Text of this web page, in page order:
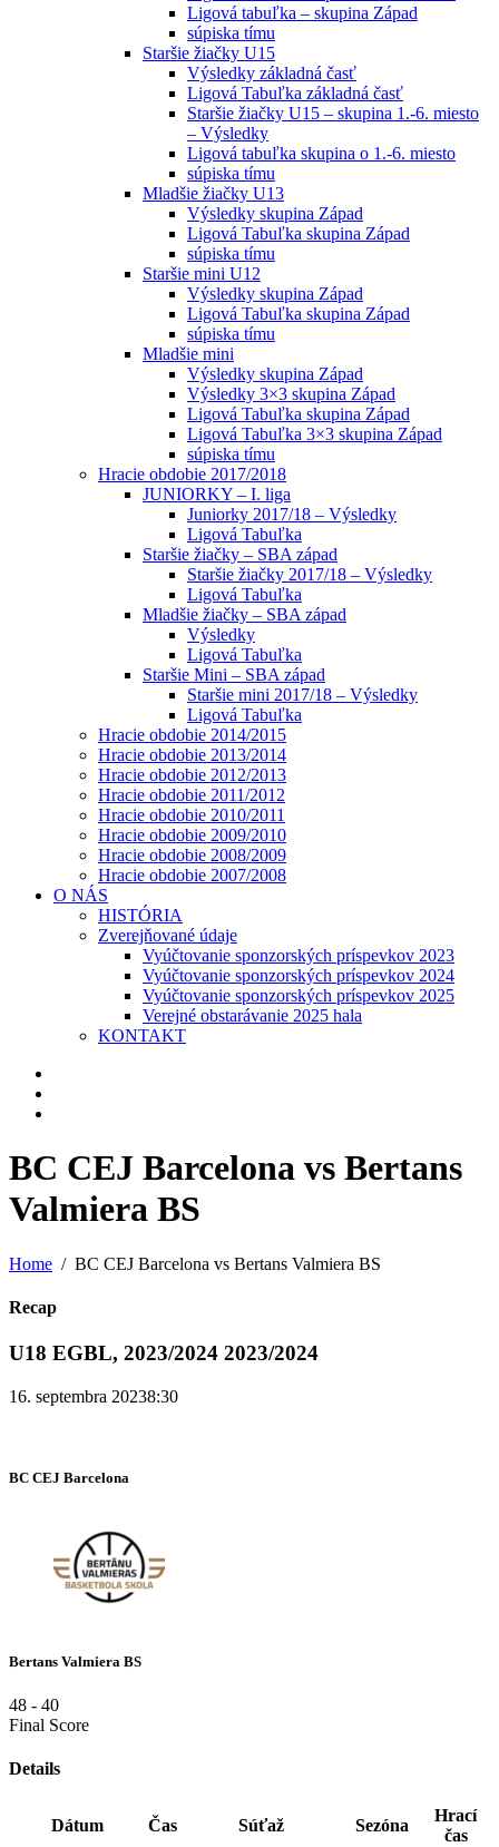
Ligová tabuľka – skupina Západ
súpiska tímu
Staršie žiačky U15
Výsledky základná časť
Ligová Tabuľka základná časť
Staršie žiačky U15 – skupina 1.-6. miesto
– Výsledky
Ligová tabuľka skupina o 1.-6. miesto
súpiska tímu
Mladšie žiačky U13
Výsledky skupina Západ
Ligová Tabuľka skupina Západ
súpiska tímu
Staršie mini U12
Výsledky skupina Západ
Ligová Tabuľka skupina Západ
súpiska tímu
Mladšie mini
Výsledky skupina Západ
Výsledky 3×3 skupina Západ
Ligová Tabuľka skupina Západ
Ligová Tabuľka 3×3 skupina Západ
súpiska tímu
Hracie obdobie 2017/2018
JUNIORKY – I. liga
Juniorky 2017/18 – Výsledky
Ligová Tabuľka
Staršie žiačky – SBA západ
Staršie žiačky 2017/18 – Výsledky
Ligová Tabuľka
Mladšie žiačky – SBA západ
Výsledky
Ligová Tabuľka
Staršie Mini – SBA západ
Staršie mini 2017/18 – Výsledky
Ligová Tabuľka
Hracie obdobie 2014/2015
Hracie obdobie 2013/2014
Hracie obdobie 2012/2013
Hracie obdobie 2011/2012
Hracie obdobie 2010/2011
Hracie obdobie 2009/2010
Hracie obdobie 2008/2009
Hracie obdobie 2007/2008
O NÁS
HISTÓRIA
Zverejňované údaje
Vyúčtovanie sponzorských príspevkov 2023
Vyúčtovanie sponzorských príspevkov 2024
Vyúčtovanie sponzorských príspevkov 2025
Verejné obstarávanie 2025 hala
KONTAKT
BC CEJ Barcelona vs Bertans
Valmiera BS
Home BC CEJ Barcelona vs Bertans Valmiera BS
Recap
U18 EGBL, 2023/2024 2023/2024
16. septembra 20238:30
BC CEJ Barcelona
Bertans Valmiera BS
48 - 40
Final Score
Details
Dátum Čas Súťaž Sezóna
Hrací
čas